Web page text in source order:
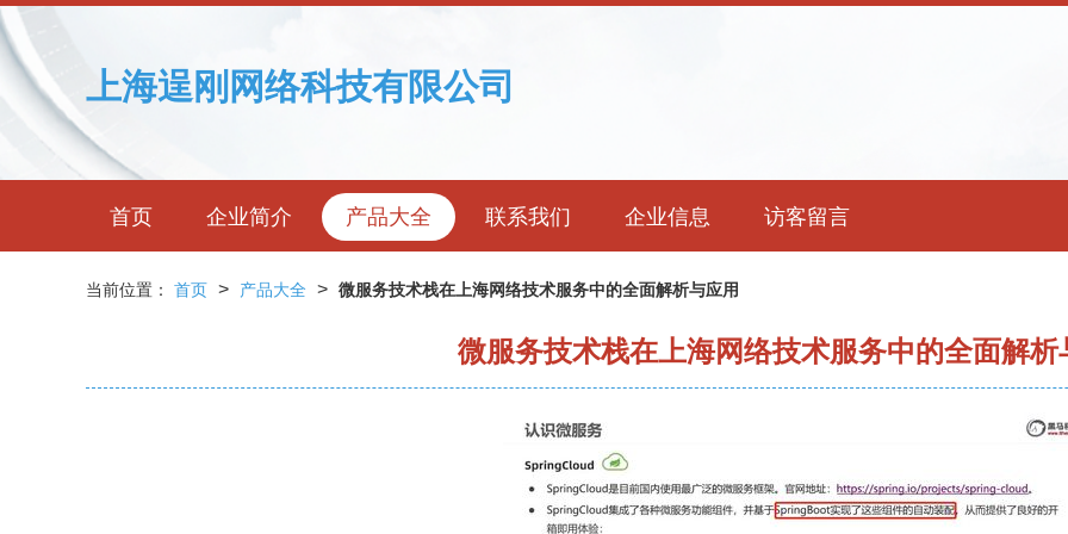
上海逞刚网络科技有限公司
首页 企业简介 产品大全 联系我们 企业信息 访客留言
当前位置： 首页 > 产品大全 > 微服务技术栈在上海网络技术服务中的全面解析与应用
微服务技术栈在上海网络技术服务中的全面解析